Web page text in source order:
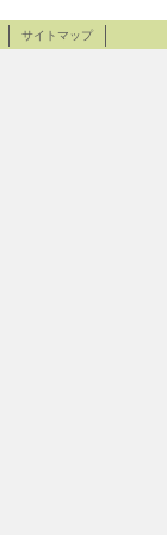
サイトマップ